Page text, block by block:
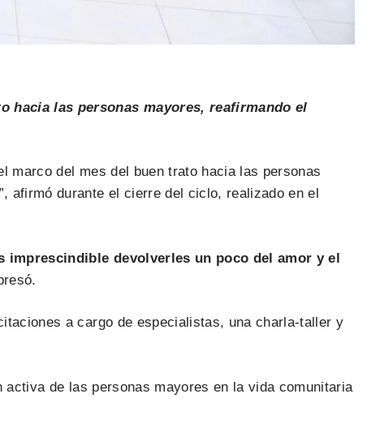
hacia las personas mayores, reafirmando el
marco del mes del buen trato hacia las personas
afirmó durante el cierre del ciclo, realizado en el
imprescindible devolverles un poco del amor y el
a cargo de especialistas, una charla-taller y
de las personas mayores en la vida comunitaria